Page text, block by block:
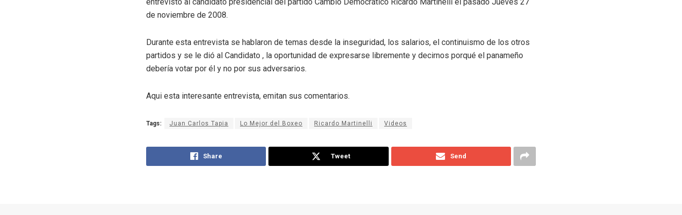
de noviembre de 2008.
Durante esta entrevista se hablaron de temas desde la inseguridad, los salarios, el continuismo de los otros
partidos y se le dió al Candidato , la oportunidad de expresarse libremente y decirnos porqué el panameño
debería votar por él y no por sus adversarios.
Aqui esta interesante entrevista, emitan sus comentarios.
Tags: Juan Carlos Tapia Lo Mejor del Boxeo Ricardo Martinelli Videos
Share Tweet Send